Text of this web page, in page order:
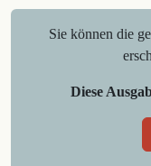
Sie können die
Diese